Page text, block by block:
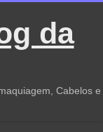
da
Cabelos e